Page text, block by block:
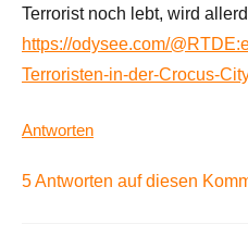
Terrorist noch lebt, wird
https://odysee.com/
Terroristen-in-der-Crocus-
Antworten
5 Antworten auf diesen